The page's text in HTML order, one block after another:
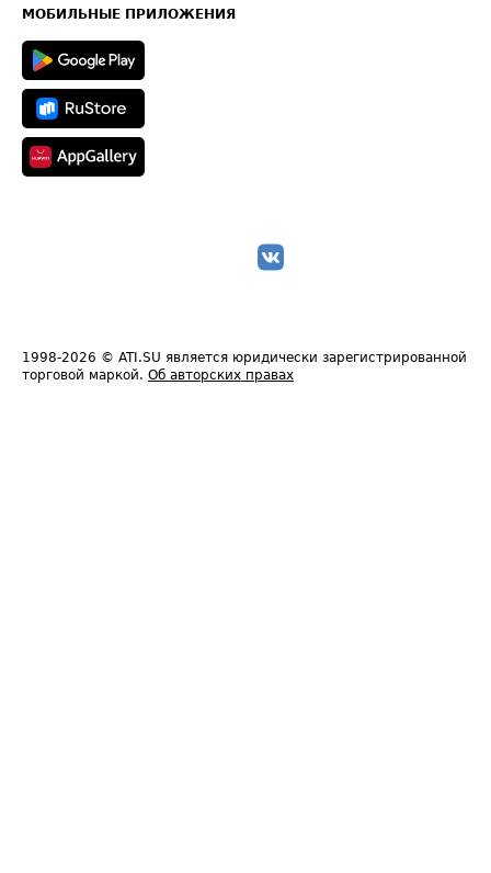
Техническая информация
МОБИЛЬНЫЕ ПРИЛОЖЕНИЯ
1998-2026 © ATI.SU является юридически зарегистрированной
торговой маркой. Об авторских правах